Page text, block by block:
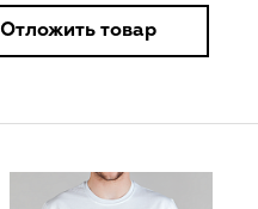
Отложить товар